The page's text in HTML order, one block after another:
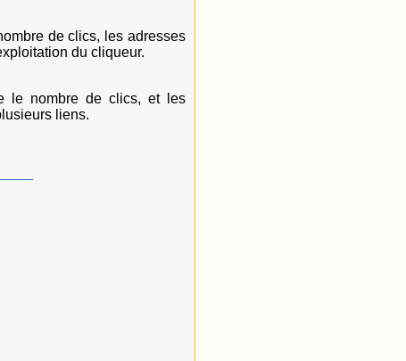
de clics, les adresses
du cliqueur.
le nombre de clics, et les
liens.